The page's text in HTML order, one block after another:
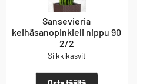
Sansevieria
keihäsanopinkieli nippu 90
2/2
Silkkikasvit